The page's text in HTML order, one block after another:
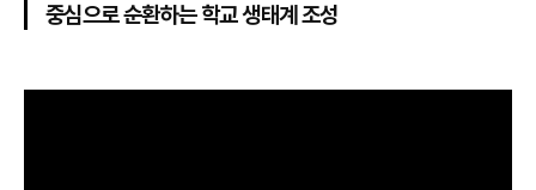
중심으로 순환하는 학교 생태계 조성